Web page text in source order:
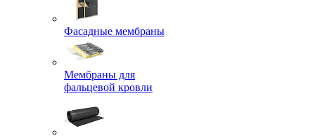
Фасадные мембраны
Мембраны для
фальцевой кровли